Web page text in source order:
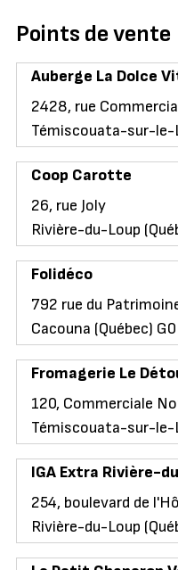
Points de vente
Auberge La Dolce
2428, rue
Témiscouata-sur-le-
Coop Carotte
26, rue Joly
Rivière-du-Loup
Folidéco
792 rue du
Cacouna (Québec)
Fromagerie Le
120, Commerciale
Témiscouata-sur-le-
IGA Extra Rivière-
254, boulevard de
Rivière-du-Loup